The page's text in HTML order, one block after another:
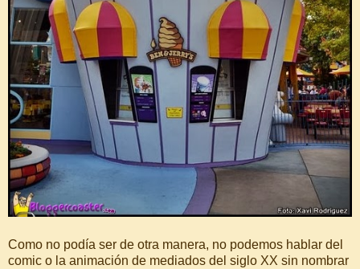
Como no podía ser de otra manera, no podemos hablar del
comic o la animación de mediados del siglo XX sin nombrar